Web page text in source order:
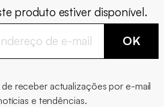
produto estiver disponível.
OK
receber actualizações por e-mail
e tendências.